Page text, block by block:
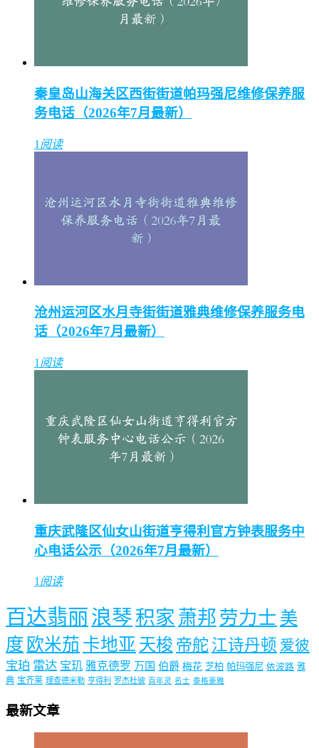
秦皇岛山海关区西街街道帕玛强尼维修保养服
务电话（2026年7月最新）
1 阅读
沧州运河区水月寺街街道雅典维修保养服务电
话（2026年7月最新）
1 阅读
重庆武隆区仙女山街道亨得利官方钟表服务中
心电话公示（2026年7月最新）
1阅读
百达翡丽 浪琴积家 萧邦 劳力士 美
度 欧米茄 卡地亚 天梭 帝舵 江诗丹顿 爱彼
宝珀 雷达 宝玑 雅克德罗 万国 伯爵 梅花 芝柏 帕玛强尼 依波路 雅
典 宝齐莱 理查德米勒 亨得利 罗杰杜彼 百年灵 名士 泰格豪雅
最新文章